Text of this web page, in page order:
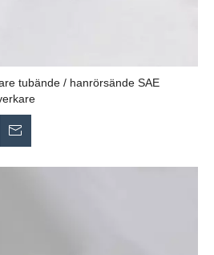
tubände / hanrörsände SAE